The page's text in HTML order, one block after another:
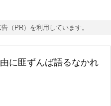
（PR）を利用しています。
に匪ずんば語るなかれ